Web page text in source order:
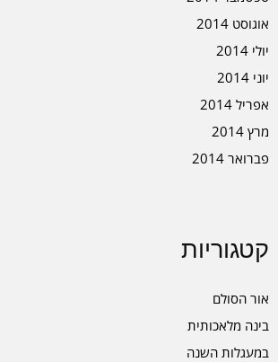
אוגוסט 2014
יולי 2014
יוני 2014
אפריל 2014
מרץ 2014
פברואר 2014
קטגוריות
אור הסולם
בינה מלאכותית
במעגלות השנה